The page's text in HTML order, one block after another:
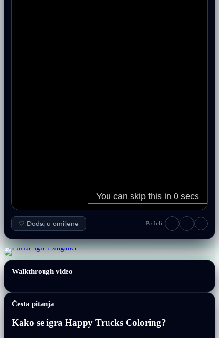
♡ Dodaj u omiljene Podeli:
Walkthrough video
Česta pitanja
Kako se igra Happy Trucks Coloring?